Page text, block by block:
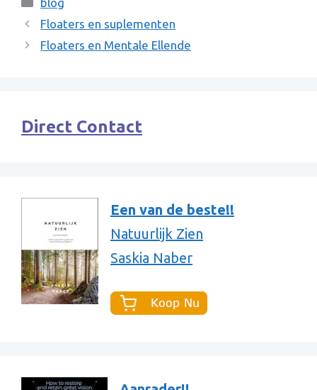
Floaters en suplementen
Floaters en Mentale Ellende
Direct Contact
Een van de beste!!
Natuurlijk Zien
Saskia Naber